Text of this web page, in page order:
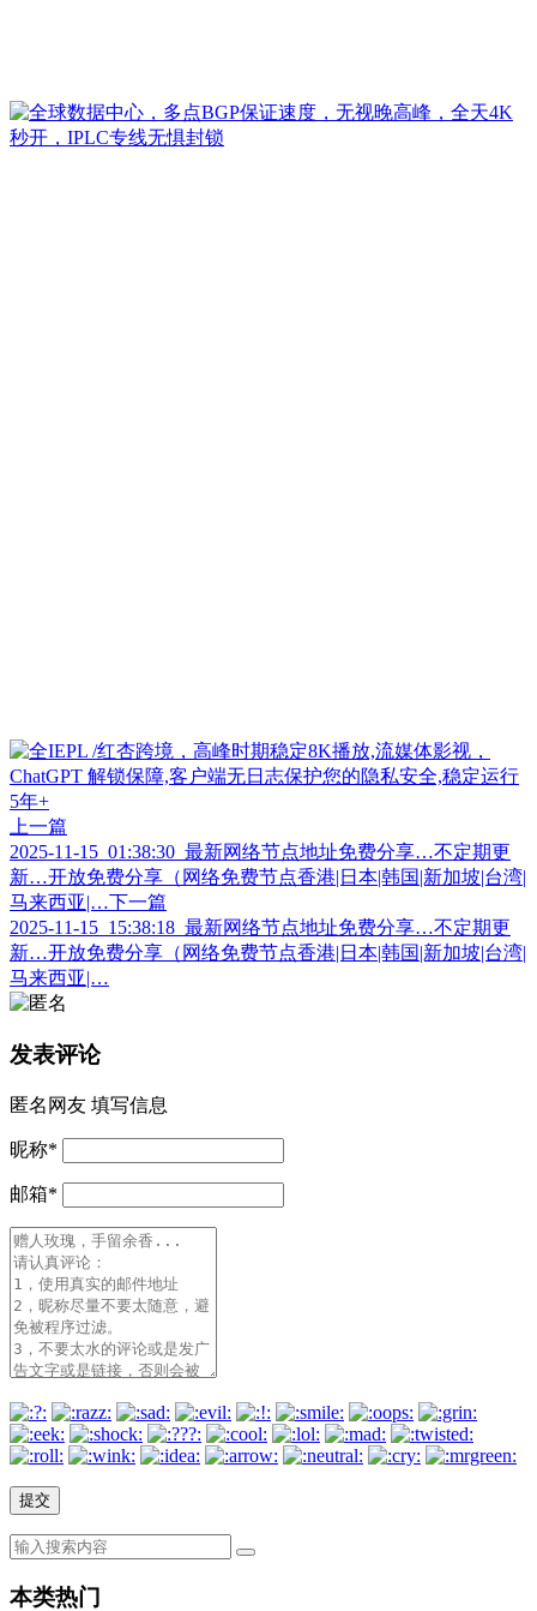
上一篇
2025-11-15_01:38:30_最新网络节点地址免费分享…不定期更
新…开放免费分享（网络免费节点香港|日本|韩国|新加坡|台湾|
马来西亚|… 下一篇
2025-11-15_15:38:18_最新网络节点地址免费分享…不定期更
新…开放免费分享（网络免费节点香港|日本|韩国|新加坡|台湾|
马来西亚|…
发表评论
匿名网友 填写信息
昵称*
邮箱*
本类热门